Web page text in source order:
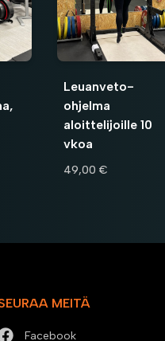
Leuanveto-
ohjelma
aloittelijoille 10
vkoa
49,00 €
MEITÄ
Facebook